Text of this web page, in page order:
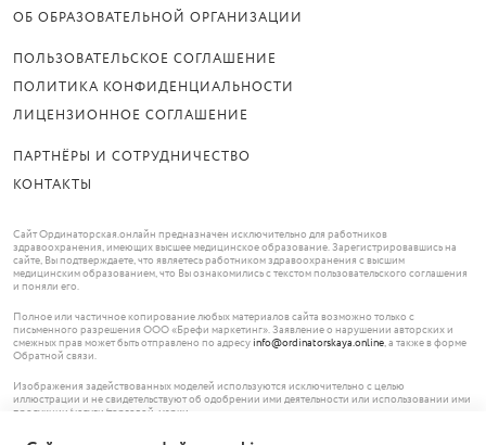
ОБ ОБРАЗОВАТЕЛЬНОЙ ОРГАНИЗАЦИИ
ПОЛЬЗОВАТЕЛЬСКОЕ СОГЛАШЕНИЕ
ПОЛИТИКА КОНФИДЕНЦИАЛЬНОСТИ
ЛИЦЕНЗИОННОЕ СОГЛАШЕНИЕ
ПАРТНЁРЫ И СОТРУДНИЧЕСТВО
КОНТАКТЫ
Сайт Ординаторская.онлайн предназначен исключительно для работников
здравоохранения, имеющих высшее медицинское образование. Зарегистрировавшись на
сайте, Вы подтверждаете, что являетесь работником здравоохранения с высшим
медицинским образованием, что Вы ознакомились с текстом пользовательского соглашения
и поняли его.
Полное или частичное копирование любых материалов сайта возможно только с
письменного разрешения ООО «Брефи маркетинг». Заявление о нарушении авторских и
смежных прав может быть отправлено по адресу info@ordinatorskaya.online, а также в форме
Обратной связи.
Изображения задействованных моделей используются исключительно с целью
иллюстрации и не свидетельствуют об одобрении ими деятельности или использовании ими
продукции/услуги/торговой марки.